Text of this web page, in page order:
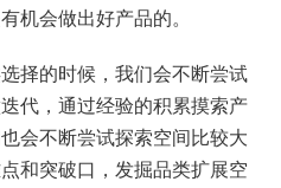
机会做出好产品的。
择的时候，我们会不断尝试
代，通过经验的积累摸索产
会不断尝试探索空间比较大
和突破口，发掘品类扩展空